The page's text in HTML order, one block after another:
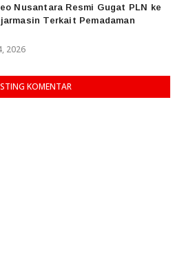
Nusantara Resmi Gugat PLN ke
Terkait Pemadaman
2026
KOMENTAR